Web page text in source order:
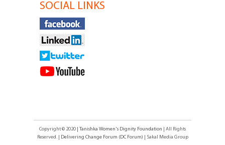
SOCIAL LINKS
Copyright © 2020 | Tanishka Women's Dignity Foundation
| All Rights
Reserved. |
Delivering Change Forum (DC Forum) | Sakal Media Group